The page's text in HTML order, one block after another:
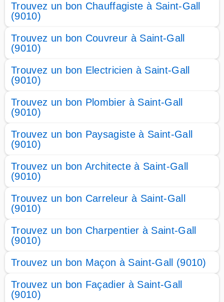
Trouvez un bon Chauffagiste à Saint-Gall
(9010)
Trouvez un bon Couvreur à Saint-Gall
(9010)
Trouvez un bon Electricien à Saint-Gall
(9010)
Trouvez un bon Plombier à Saint-Gall
(9010)
Trouvez un bon Paysagiste à Saint-Gall
(9010)
Trouvez un bon Architecte à Saint-Gall
(9010)
Trouvez un bon Carreleur à Saint-Gall
(9010)
Trouvez un bon Charpentier à Saint-Gall
(9010)
Trouvez un bon Maçon à Saint-Gall (9010)
Trouvez un bon Façadier à Saint-Gall
(9010)